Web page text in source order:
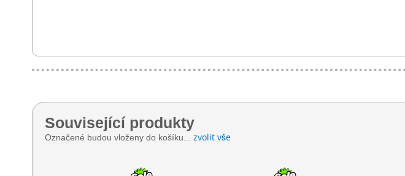
Související produkty
Označené budou vloženy do košíku... zvolit vše